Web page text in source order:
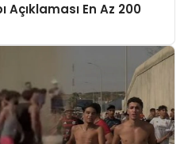
Açıklaması En Az 200